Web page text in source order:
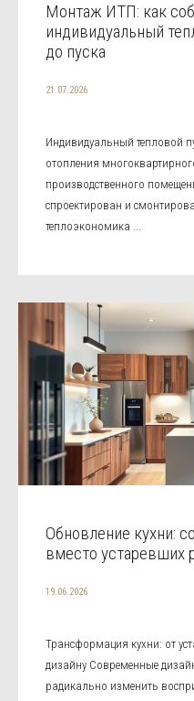
Монтаж ИТП: как
индивидуальный
до пуска
21.07.2026
Индивидуальный тепловой
отопления
производственного
спроектирован и
теплоэкономика ...
Обновление кухни:
вместо устаревших
19.06.2026
Трансформация кухни: от
дизайну Современные
радикально изменить